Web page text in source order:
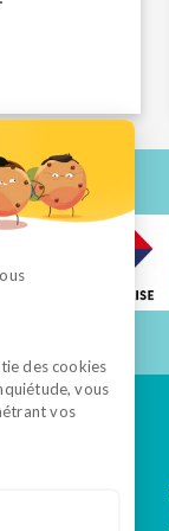
des cookies
vous
vos